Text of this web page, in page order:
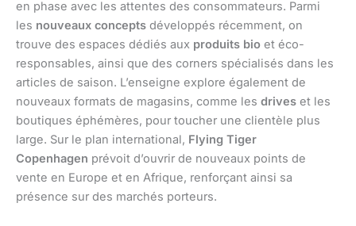
en phase avec les attentes des consommateurs. Parmi
les nouveaux concepts développés récemment, on
trouve des espaces dédiés aux produits bio et éco-
responsables, ainsi que des corners spécialisés dans les
articles de saison. L’enseigne explore également de
nouveaux formats de magasins, comme les drives et les
boutiques éphémères, pour toucher une clientèle plus
large. Sur le plan international, Flying Tiger
Copenhagen prévoit d’ouvrir de nouveaux points de
vente en Europe et en Afrique, renforçant ainsi sa
présence sur des marchés porteurs.